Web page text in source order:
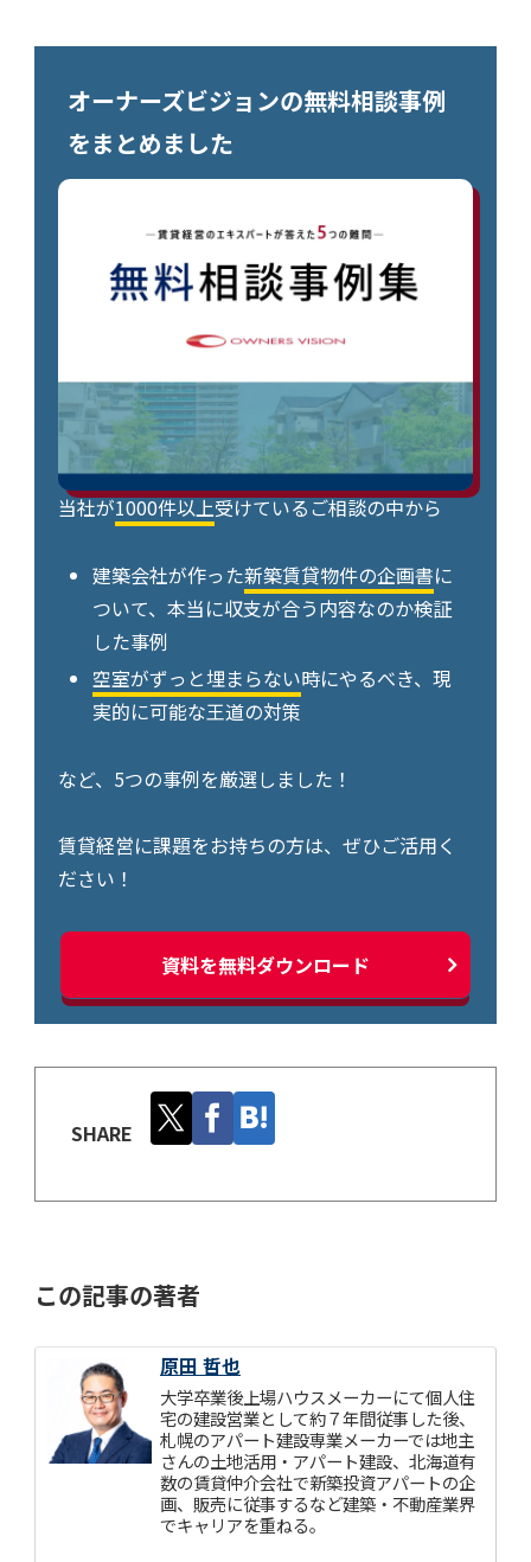
オーナーズビジョンの無料相談事例
をまとめました
当社が1000件以上受けているご相談の中から
建築会社が作った新築賃貸物件の企画書に
ついて、本当に収支が合う内容なのか検証
した事例
空室がずっと埋まらない時にやるべき、現
実的に可能な王道の対策
など、5つの事例を厳選しました！
賃貸経営に課題をお持ちの方は、ぜひご活用く
ださい！
資料を無料ダウンロード
SHARE
この記事の著者
原田 哲也
大学卒業後上場ハウスメーカーにて個人住
宅の建設営業として約７年間従事した後、
札幌のアパート建設専業メーカーでは地主
さんの土地活用・アパート建設、北海道有
数の賃貸仲介会社で新築投資アパートの企
画、販売に従事するなど建築・不動産業界
でキャリアを重ねる。